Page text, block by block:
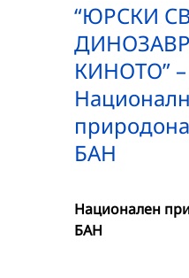
“ЮРСКИ
КИНОТО”
БАН
Национален
БАН